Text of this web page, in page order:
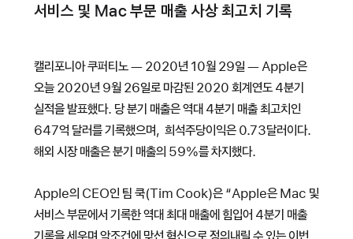
서비스 및 Mac 부문 매출 사상 최고치 기록
캘리포니아 쿠퍼티노 — 2020년 10월 29일 — Apple은
오늘 2020년 9월 26일로 마감된 2020 회계연도 4분기
실적을 발표했다. 당 분기 매출은 역대 4분기 매출 최고치인
647억 달러를 기록했으며, 희석주당이익은 0.73달러이다.
해외 시장 매출은 분기 매출의 59%를 차지했다.
Apple의 CEO인 팀 쿡(Tim Cook)은 “Apple은 Mac 및
서비스 부문에서 기록한 역대 최대 매출에 힘입어 4분기 매출
기록을 세우며 악조건에 맞선 혁신으로 정의내릴 수 있는 이번